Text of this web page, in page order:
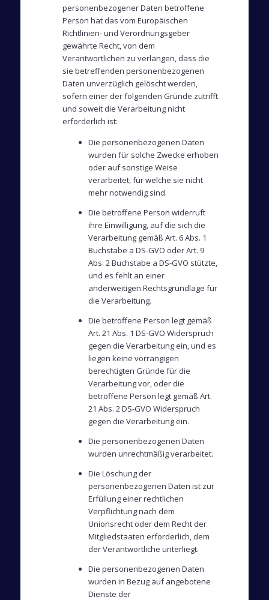
personenbezogener Daten betroffene
Person hat das vom Europäischen
Richtlinien- und Verordnungsgeber
gewährte Recht, von dem
Verantwortlichen zu verlangen, dass die
sie betreffenden personenbezogenen
Daten unverzüglich gelöscht werden,
sofern einer der folgenden Gründe zutrifft
und soweit die Verarbeitung nicht
erforderlich ist:
Die personenbezogenen Daten
wurden für solche Zwecke erhoben
oder auf sonstige Weise
verarbeitet, für welche sie nicht
mehr notwendig sind.
Die betroffene Person widerruft
ihre Einwilligung, auf die sich die
Verarbeitung gemäß Art. 6 Abs. 1
Buchstabe a DS-GVO oder Art. 9
Abs. 2 Buchstabe a DS-GVO stützte,
und es fehlt an einer
anderweitigen Rechtsgrundlage für
die Verarbeitung.
Die betroffene Person legt gemäß
Art. 21 Abs. 1 DS-GVO Widerspruch
gegen die Verarbeitung ein, und es
liegen keine vorrangigen
berechtigten Gründe für die
Verarbeitung vor, oder die
betroffene Person legt gemäß Art.
21 Abs. 2 DS-GVO Widerspruch
gegen die Verarbeitung ein.
Die personenbezogenen Daten
wurden unrechtmäßig verarbeitet.
Die Löschung der
personenbezogenen Daten ist zur
Erfüllung einer rechtlichen
Verpflichtung nach dem
Unionsrecht oder dem Recht der
Mitgliedstaaten erforderlich, dem
der Verantwortliche unterliegt.
Die personenbezogenen Daten
wurden in Bezug auf angebotene
Dienste der